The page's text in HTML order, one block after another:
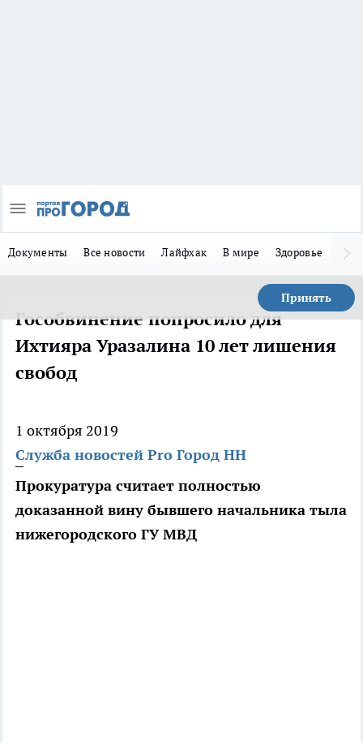
Документы Все новости Лайфхак В мире Здоровье
Принять
Гособвинение попросило для
Ихтияра Уразалина 10 лет лишения
свобод
1 октября 2019
Служба новостей Pro Город НН
Прокуратура считает полностью
доказанной вину бывшего начальника тыла
нижегородского ГУ МВД